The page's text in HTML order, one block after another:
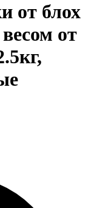
от блох
от